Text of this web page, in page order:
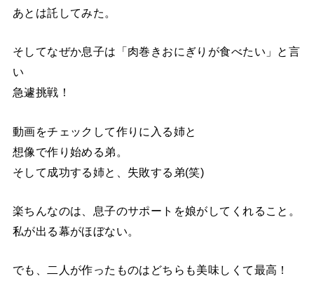
あとは託してみた。
そしてなぜか息子は「肉巻きおにぎりが食べたい」と言
い
急遽挑戦！
動画をチェックして作りに入る姉と
想像で作り始める弟。
そして成功する姉と、失敗する弟(笑)
楽ちんなのは、息子のサポートを娘がしてくれること。
私が出る幕がほぼない。
でも、二人が作ったものはどちらも美味しくて最高！